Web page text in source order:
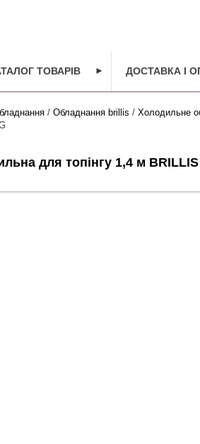
ТОВАРІВ ► ДОСТАВКА І
/ Обладнання brillis / Холодильне
для топінгу 1,4 м